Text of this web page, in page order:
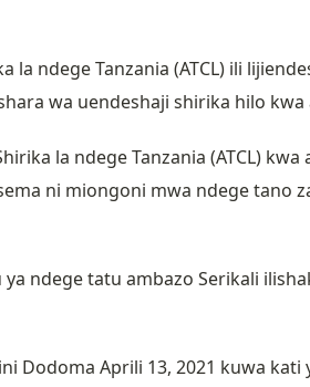
ndege Tanzania (ATCL) ili
wa uendeshaji shirika hilo kwa
la ndege Tanzania (ATCL) kwa
ni miongoni mwa ndege tano
ndege tatu ambazo Serikali
Dodoma Aprili 13, 2021 kuwa kati